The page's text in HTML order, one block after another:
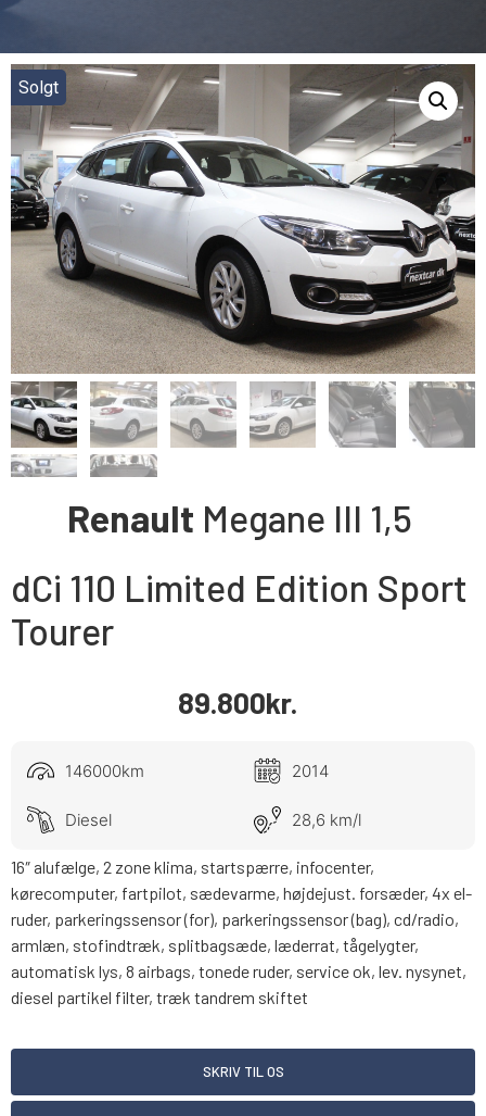
Solgt
Renault Megane III 1,5
dCi 110 Limited Edition Sport
Tourer
89.800kr.
146000km 2014
Diesel 28,6 km/l
16″ alufælge, 2 zone klima, startspærre, infocenter,
kørecomputer, fartpilot, sædevarme, højdejust. forsæder, 4x el-
ruder, parkeringssensor (for), parkeringssensor (bag), cd/radio,
armlæn, stofindtræk, splitbagsæde, læderrat, tågelygter,
automatisk lys, 8 airbags, tonede ruder, service ok, lev. nysynet,
diesel partikel filter, træk tandrem skiftet
SKRIV TIL OS